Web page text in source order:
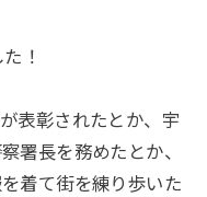
！
表彰されたとか、宇
署長を務めたとか、
着て街を練り歩いた